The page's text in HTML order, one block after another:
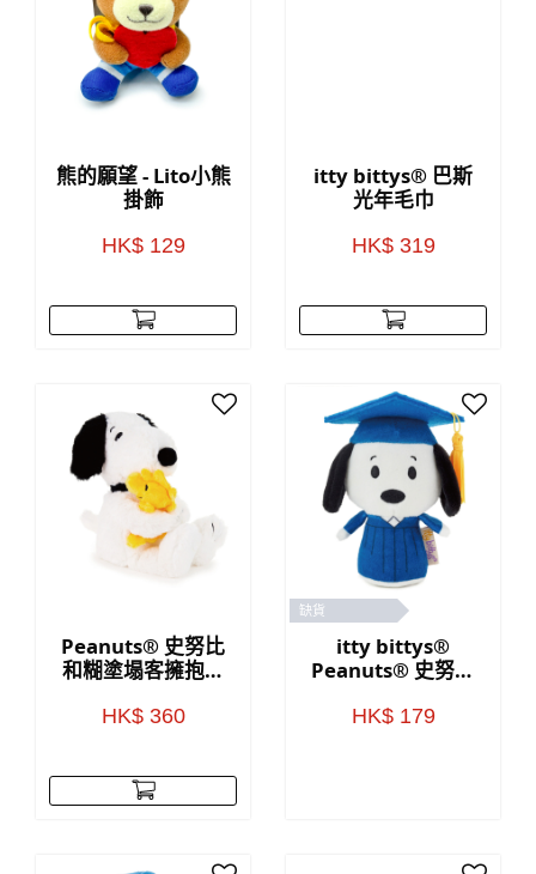
熊的願望 - Lito小熊
掛飾
HK$ 129
itty bittys® 巴斯
光年毛巾
HK$ 319
Peanuts® 史努比
和糊塗塌客擁抱毛
HK$ 360
缺貨
itty bittys®
Peanuts® 史努比
HK$ 179